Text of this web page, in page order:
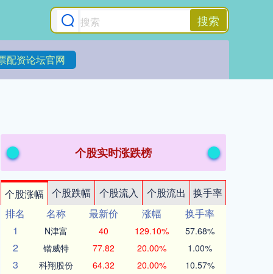
搜索
配资论坛官网
个股实时涨跌榜
个股涨幅 个股跌幅 个股流入 个股流出
换手率
排名
名称 最新价 涨幅
换手率
1
N津富 40 129.10% 57.68%
2 锴威特 77.82 20.00% 1.00%
3 科翔股份 64.32 20.00% 10.57%